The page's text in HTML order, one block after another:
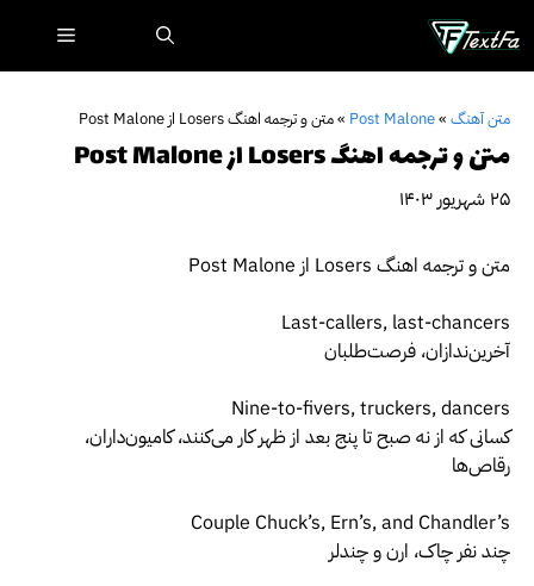
محتوا
فهرست
متن آهنگ »
Post Malone
»متن و ترجمه اهنگ Losers از Post Malone
متن و ترجمه اهنگ Losers از Post Malone
۲۵ شهریور ۱۴۰۳
متن و ترجمه اهنگ Losers از Post Malone
Last-callers, last-chancers
آخرین‌ندازان، فرصت‌طلبان
Nine-to-fivers, truckers, dancers
کسانی که از نه صبح تا پنج بعد از ظهر کار می‌کنند، کامیون‌داران،
رقاص‌ها
Couple Chuck’s, Ern’s, and Chandler’s
چند نفر چاک، ارن و چندلر